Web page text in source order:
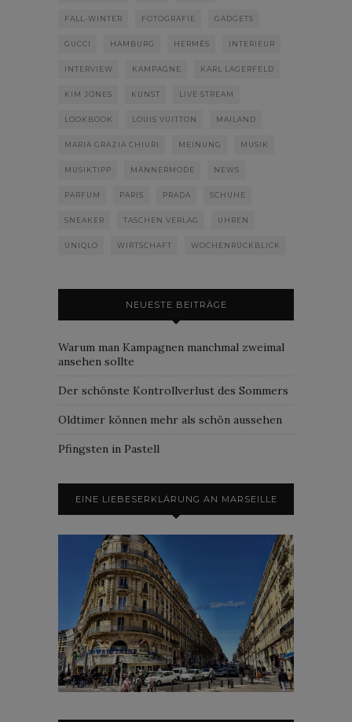
FALL-WINTER FOTOGRAFIE GADGETS
GUCCI HAMBURG HERMÈS INTERIEUR
INTERVIEW KAMPAGNE KARL LAGERFELD
KIM JONES KUNST LIVE STREAM
LOOKBOOK LOUIS VUITTON MAILAND
MARIA GRAZIA CHIURI MEINUNG MUSIK
MUSIKTIPP MÄNNERMODE NEWS
PARFUM PARIS PRADA SCHUHE
SNEAKER TASCHEN VERLAG UHREN
UNIQLO WIRTSCHAFT WOCHENRÜCKBLICK
NEUESTE BEITRÄGE
Warum man Kampagnen manchmal zweimal
ansehen sollte
Der schönste Kontrollverlust des Sommers
Oldtimer können mehr als schön aussehen
Pfingsten in Pastell
EINE LIEBESERKLÄRUNG AN MARSEILLE